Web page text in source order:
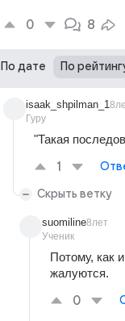
0 8
По дате По
isaak_shpilman_1
Гуру
"Такая
1
Скрыть ветку
suomiline
Ученик
8лет
Потому, как
жалуются.
0